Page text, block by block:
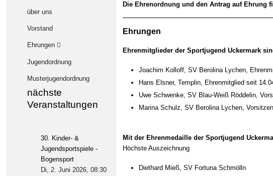
über uns
Vorstand
Ehrungen
Jugendordnung
Musterjugendordnung
nächste
Veranstaltungen
30. Kinder- &
Jugendsportspiele -
Bogensport
Di, 2. Juni 2026, 08:30
Die Ehrenordnung und den Antrag auf Ehrung
Ehrungen
Ehrenmitglieder der Sportjugend Uckermark
Joachim Kolloff, SV Berolina Lychen,
Hans Elsner, Templin, Ehrenmitglied seit
Uwe Schwenke, SV Blau-Weiß Röddelin,
Marina Schulz, SV Berolina Lychen,
Mit der Ehrenmedaille der Sportjugend
Höchste Auszeichnung
Diethard Mieß, SV Fortuna Schmölln